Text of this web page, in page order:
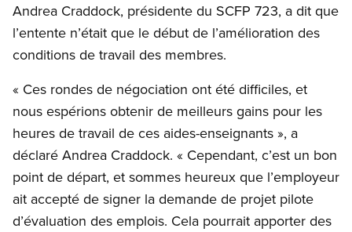
Andrea Craddock, présidente du SCFP 723, a dit que
l’entente n’était que le début de l’amélioration des
conditions de travail des membres.
« Ces rondes de négociation ont été difficiles, et
nous espérions obtenir de meilleurs gains pour les
heures de travail de ces aides-enseignants », a
déclaré Andrea Craddock. « Cependant, c’est un bon
point de départ, et sommes heureux que l’employeur
ait accepté de signer la demande de projet pilote
d’évaluation des emplois. Cela pourrait apporter des